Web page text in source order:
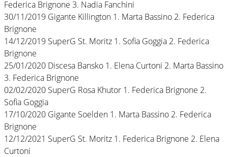
Federica Brignone 3. Nadia Fanchini
30/11/2019 Gigante Killington 1. Marta Bassino 2. Federica
Brignone
14/12/2019 SuperG St. Moritz 1. Sofia Goggia 2. Federica
Brignone
25/01/2020 Discesa Bansko 1. Elena Curtoni 2. Marta Bassino
3. Federica Brignone
02/02/2020 SuperG Rosa Khutor 1. Federica Brignone 2.
Sofia Goggia
17/10/2020 Gigante Soelden 1. Marta Bassino 2. Federica
Brignone
12/12/2021 SuperG St. Moritz 1. Federica Brignone 2. Elena
Curtoni